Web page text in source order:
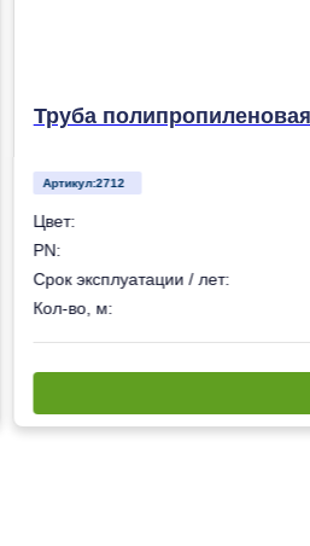
Труба
Артикул:2712
Цвет:
PN:
Срок эксплуатации / лет:
Кол-во, м: